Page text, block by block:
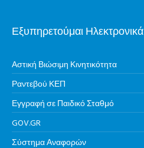
Εξυπηρετούμαι Ηλεκτρονικά
Αστική Βιώσιμη Κινητικότητα
Ραντεβού ΚΕΠ
Εγγραφή σε Παιδικό Σταθμό
GOV.GR
Σύστημα Αναφορών